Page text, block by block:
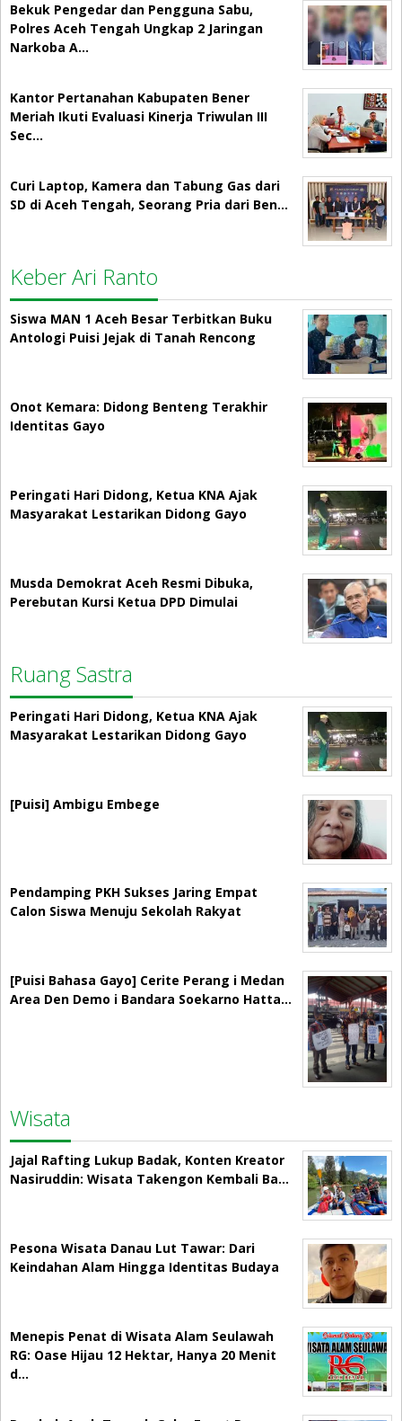
Bekuk Pengedar dan Pengguna Sabu,
Polres Aceh Tengah Ungkap 2 Jaringan
Narkoba A…
Kantor Pertanahan Kabupaten Bener
Meriah Ikuti Evaluasi Kinerja Triwulan III
Sec…
Curi Laptop, Kamera dan Tabung Gas dari
SD di Aceh Tengah, Seorang Pria dari Ben…
Keber Ari Ranto
Siswa MAN 1 Aceh Besar Terbitkan Buku
Antologi Puisi Jejak di Tanah Rencong
Onot Kemara: Didong Benteng Terakhir
Identitas Gayo
Peringati Hari Didong, Ketua KNA Ajak
Masyarakat Lestarikan Didong Gayo
Musda Demokrat Aceh Resmi Dibuka,
Perebutan Kursi Ketua DPD Dimulai
Ruang Sastra
Peringati Hari Didong, Ketua KNA Ajak
Masyarakat Lestarikan Didong Gayo
[Puisi] Ambigu Embege
Pendamping PKH Sukses Jaring Empat
Calon Siswa Menuju Sekolah Rakyat
[Puisi Bahasa Gayo] Cerite Perang i Medan
Area Den Demo i Bandara Soekarno Hatta…
Wisata
Jajal Rafting Lukup Badak, Konten Kreator
Nasiruddin: Wisata Takengon Kembali Ba…
Pesona Wisata Danau Lut Tawar: Dari
Keindahan Alam Hingga Identitas Budaya
Menepis Penat di Wisata Alam Seulawah
RG: Oase Hijau 12 Hektar, Hanya 20 Menit
d…